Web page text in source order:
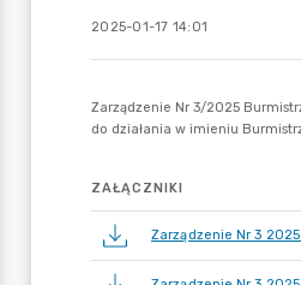
2025-01-17 14:01
ZAŁĄCZNIKI
Zarządzenie Nr 3